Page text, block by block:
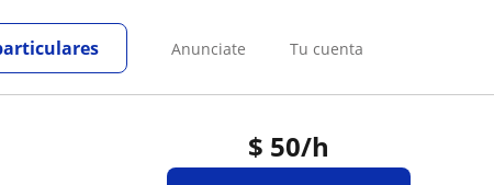
Anunciate Tu cuenta
$ 50/h